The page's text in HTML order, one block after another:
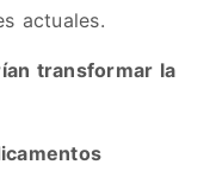
actuales.
transformar la